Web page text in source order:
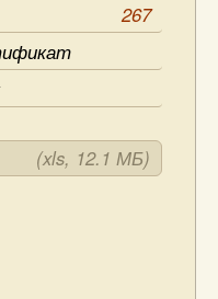
267
(xls, 12.1 МБ)